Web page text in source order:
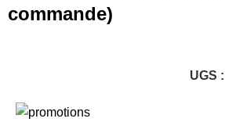
commande)
UGS :